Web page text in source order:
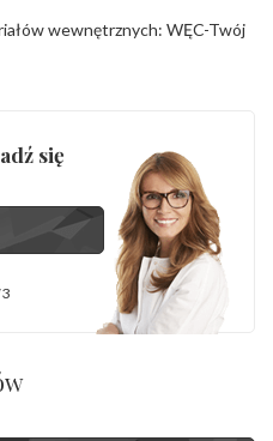
wewnętrznych: WĘC-Twój
się